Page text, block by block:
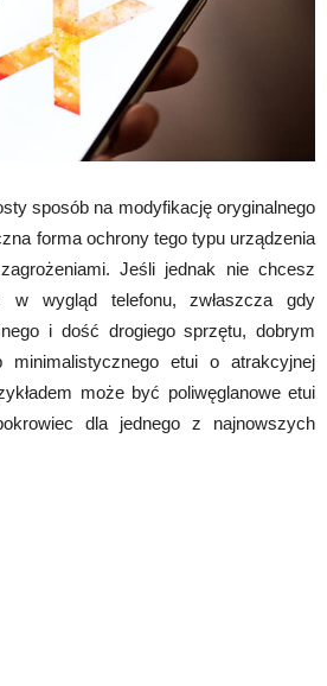
sposób na modyfikację oryginalnego
forma ochrony tego typu urządzenia
Jeśli jednak nie chcesz
w wygląd telefonu, zwłaszcza gdy
i dość drogiego sprzętu, dobrym
minimalistycznego etui o atrakcyjnej
może być poliwęglanowe etui
dla jednego z najnowszych